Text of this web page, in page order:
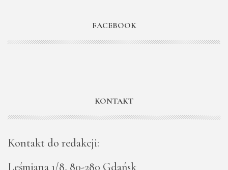
FACEBOOK
KONTAKT
Kontakt do redakcji:
Leśmiana 1/8, 80-280 Gdańsk